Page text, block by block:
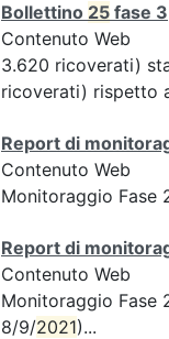
Bollettino 25 fase 3
Contenuto Web
3.620 ricoverati)
ricoverati) rispetto
Report di
Contenuto Web
Monitoraggio Fase
Report di
Contenuto Web
Monitoraggio Fase
8/9/2021)...